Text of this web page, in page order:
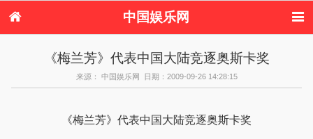
中国娱乐网
港台娱乐
日本娱乐 韩国娱乐
欧美娱乐
音乐新闻 影视新闻
内地明星八卦
八卦
《梅兰芳》代表中国大陆竞逐奥斯卡奖
来源： 中国娱乐网 日期：2009-09-26 14:28:15
《梅兰芳》代表中国大陆竞逐奥斯卡奖